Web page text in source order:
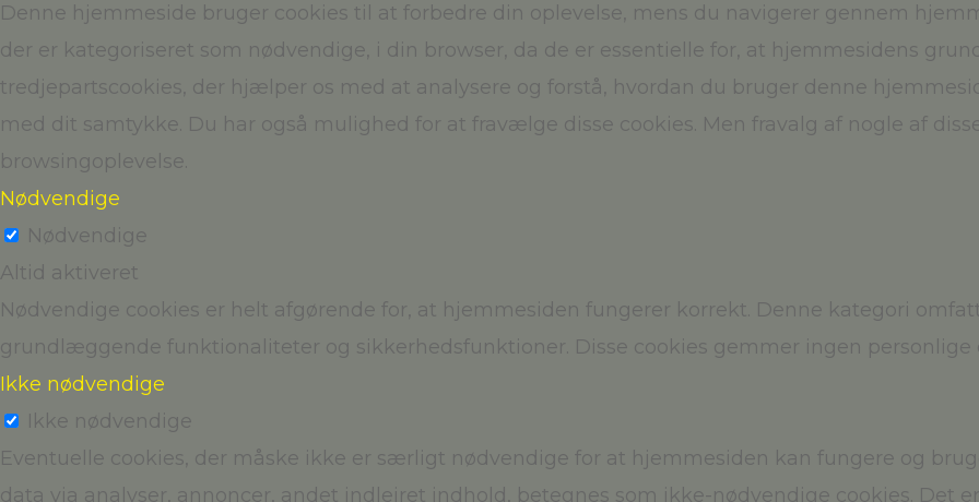
Denne hjemmeside bruger cookies til at forbedre din oplevelse, mens du navigerer gennem
der er kategoriseret som nødvendige, i din browser, da de er essentielle for, at hjemmesidens
tredjepartscookies, der hjælper os med at analysere og forstå, hvordan du bruger denne
med dit samtykke. Du har også mulighed for at fravælge disse cookies. Men fravalg af nogle af
browsingoplevelse.
Nødvendige
Nødvendige
Altid aktiveret
Nødvendige cookies er helt afgørende for, at hjemmesiden fungerer korrekt. Denne kategori
grundlæggende funktionaliteter og sikkerhedsfunktioner. Disse cookies gemmer ingen personlige
Ikke nødvendige
Ikke nødvendige
Eventuelle cookies, der måske ikke er særligt nødvendige for at hjemmesiden kan fungere og
data via analyser, annoncer, andet indlejret indhold, betegnes som ikke-nødvendige cookies. Det